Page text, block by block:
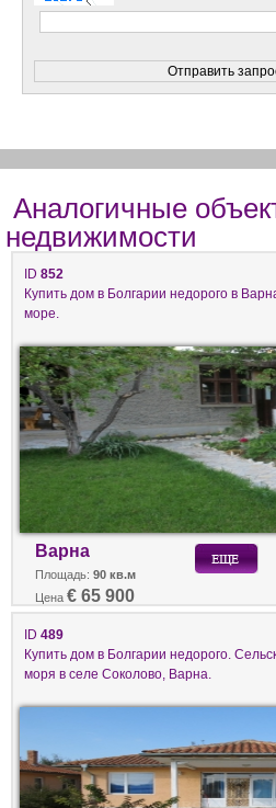
Аналогичные
недвижимости
ID 852
Купить дом в Болгарии недорого в
море.
Варна
Площадь: 90 кв.м
Цена € 65 900
ID 489
Купить дом в Болгарии недорого.
моря в селе Соколово, Варна.